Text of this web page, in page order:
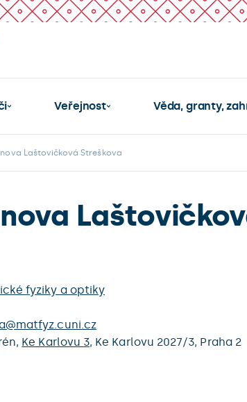
Veřejnost Věda, granty,
Laštovičková Streškova
fyziky a optiky
Ke Karlovu 3, Ke Karlovu 2027/3, Praha 2